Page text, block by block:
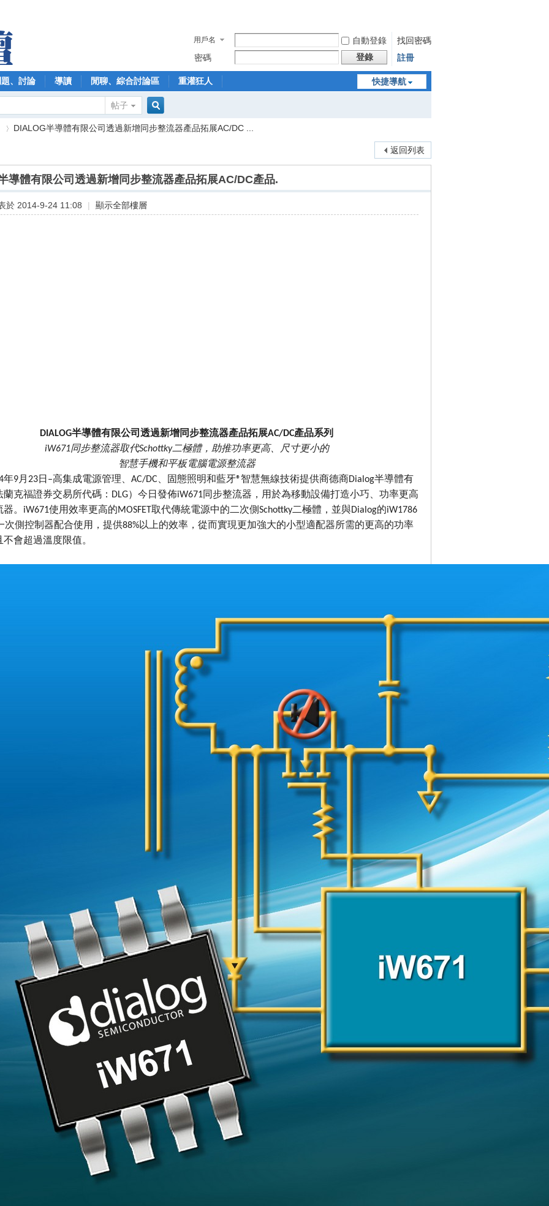
用戶名 自動登錄
找回密碼
密碼
登錄 註冊
快捷導航
、討論 導讀 閒聊、綜合討論區 重灌狂人
帖子
搜
索
›
DIALOG半導體有限公司透過新增同步整流器產品拓展AC/DC ...
返回列表
導體有限公司透過新增同步整流器產品拓展AC/DC產品.
於 2014-9-24 11:08 | 顯示全部樓層
DIALOG半導體有限公司透過新增同步整流器產品拓展AC/DC產品系列
iW671同步整流器取代Schottky二極體，助推功率更高、尺寸更小的
智慧手機和平板電腦電源整流器
年9月23日–高集成電源管理、AC/DC、固態照明和藍牙®智慧無線技術提供商德商Dialog半導體有
蘭克福證券交易所代碼：DLG）今日發佈iW671同步整流器，用於為移動設備打造小巧、功率更高
。iW671使用效率更高的MOSFET取代傳統電源中的二次側Schottky二極體，並與Dialog的iW1786
次側控制器配合使用，提供88%以上的效率，從而實現更加強大的小型適配器所需的更高的功率
會超過溫度限值。